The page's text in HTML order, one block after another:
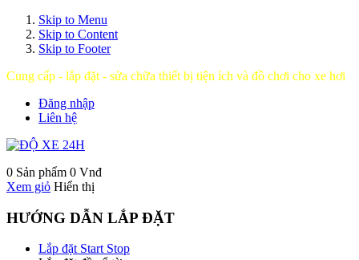
Skip to Menu
Skip to Content
Skip to Footer
Cung cấp - lắp đặt - sửa chữa thiết bị tiện ích và đồ chơi cho xe hơi
Đăng nhập
Liên hệ
0 Sản phẩm 0 Vnđ
Xem giỏ Hiển thị
HƯỚNG DẪN LẮP ĐẶT
Lắp đặt Start Stop